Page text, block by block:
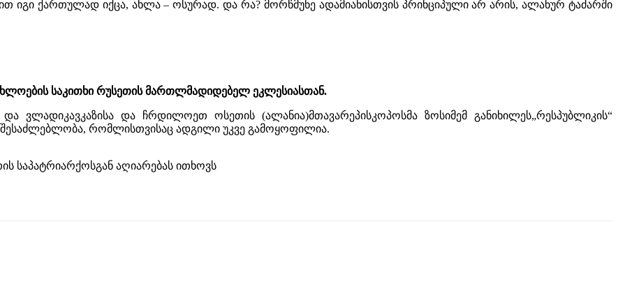
იგი ქართულად იქცა, ახლა – ოსურად. და რა? მორწმუნე ადამიანისთვის პრინციპული არ არის, ალანურ ტაძარში
საკითხი რუსეთის მართლმადიდებელ ეკლესიასთან.
ვლადიკავკაზისა და ჩრდილოეთ ოსეთის (ალანია)მთავარეპისკოპოსმა ზოსიმემ განიხილეს„რესპუბლიკის“
, რომლისთვისაც ადგილი უკვე გამოყოფილია.
საპატრიარქოსგან აღიარებას ითხოვს